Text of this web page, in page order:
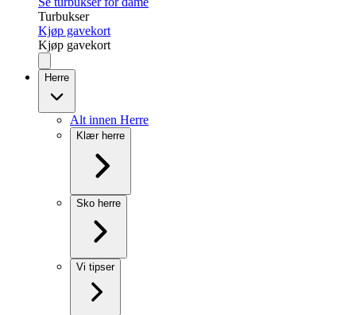
Turbukser
Kjøp gavekort
Kjøp gavekort
Herre
Alt innen Herre
Klær herre
Sko herre
Vi tipser